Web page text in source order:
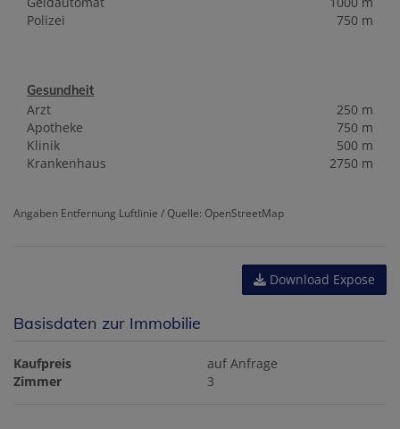
Polizei
750 m
Gesundheit
Arzt
250 m
Apotheke
750 m
Klinik
500 m
Krankenhaus
2750 m
Angaben Entfernung Luftlinie / Quelle: OpenStreetMap
Download Expose
Basisdaten zur Immobilie
Kaufpreis
auf Anfrage
Zimmer
3